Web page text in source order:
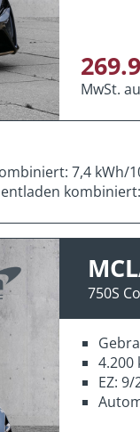
MwSt.
7,4 kWh/
entladen
750S
4.200
EZ: 9/